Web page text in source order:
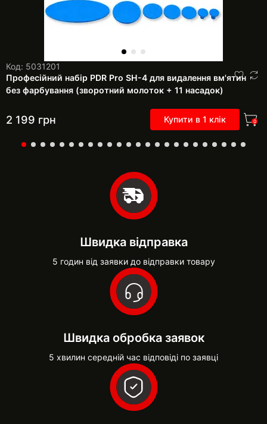
Код: 5031201
Професійний набір PDR Pro SH-4 для видалення вм'ятин
без фарбування (зворотний молоток + 11 насадок)
2 199 грн Купити в 1 клік 0
Швидка відправка
5 годин від заявки до відправки товару
Швидка обробка заявок
5 хвилин середній час відповіді по заявці